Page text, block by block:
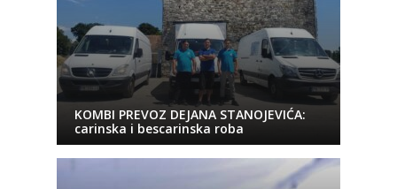
KOMBI PREVOZ DEJANA STANOJEVIĆA:
carinska i bescarinska roba